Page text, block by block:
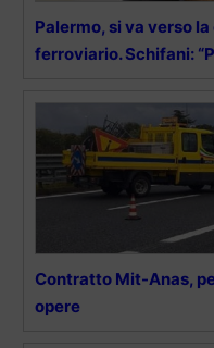
Palermo, si va verso
ferroviario. Schifani:
Contratto Mit-Anas,
opere